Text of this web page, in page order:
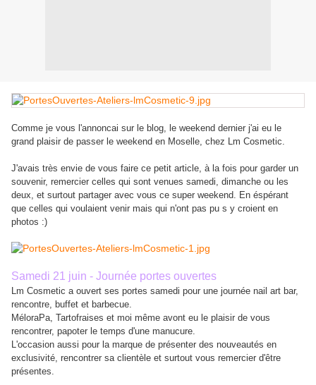
Comme je vous l'annoncai sur le blog, le weekend dernier j'ai eu le
grand plaisir de passer le weekend en Moselle, chez Lm Cosmetic.
J'avais très envie de vous faire ce petit article, à la fois pour garder un
souvenir, remercier celles qui sont venues samedi, dimanche ou les
deux, et surtout partager avec vous ce super weekend. En éspérant
que celles qui voulaient venir mais qui n'ont pas pu s y croient en
photos :)
Samedi 21 juin - Journée portes ouvertes
Lm Cosmetic a ouvert ses portes samedi pour une journée nail art bar,
rencontre, buffet et barbecue.
MéloraPa, Tartofraises et moi même avont eu le plaisir de vous
rencontrer, papoter le temps d'une manucure.
L'occasion aussi pour la marque de présenter des nouveautés en
exclusivité, rencontrer sa clientèle et surtout vous remercier d'être
présentes.